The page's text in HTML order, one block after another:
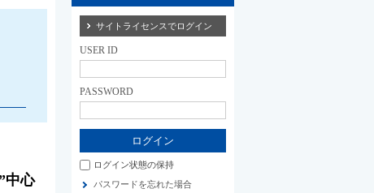
中心
サイトライセンスでログイン
USER ID
PASSWORD
ログイン状態の保持
パスワードを忘れた場合